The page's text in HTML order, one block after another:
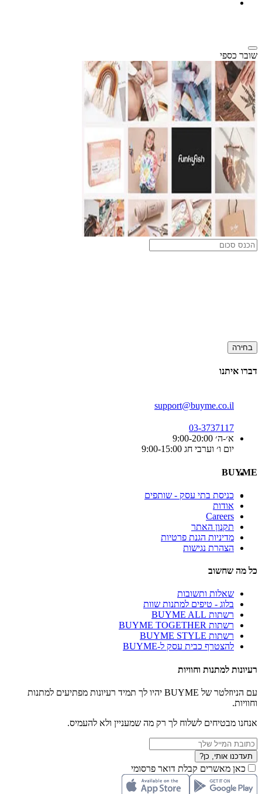
שובר כספי
בחירה
דברו איתנו
support@buyme.co.il
03-3737117
א׳-ה׳ 9:00-20:00
יום ו׳ וערבי חג 9:00-15:00
BUYME
כניסת בתי עסק - שותפים
אודות
Careers
תקנון האתר
מדיניות הגנת פרטיות
הצהרת נגישות
כל מה שחשוב
שאלות ותשובות
בלוג - טיפים למתנות שוות
רשתות BUYME ALL
רשתות BUYME TOGETHER
רשתות BUYME STYLE
להצטרף כבית עסק ל-BUYME
רעיונות למתנות וחוויות
עם הניוזלטר של BUYME יהיו לך תמיד רעיונות מפתיעים למתנות
וחוויות.
אנחנו מבטיחים לשלוח לך רק מה שמעניין ולא להעמיס.
תעדכנו אותי, כן?
כאן מאשרים קבלת דואר פרסומי